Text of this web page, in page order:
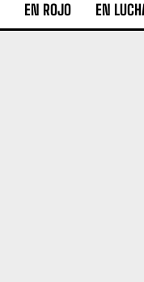
EN ROJO EN